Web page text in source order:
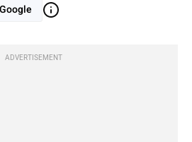
ADVERTISEMENT